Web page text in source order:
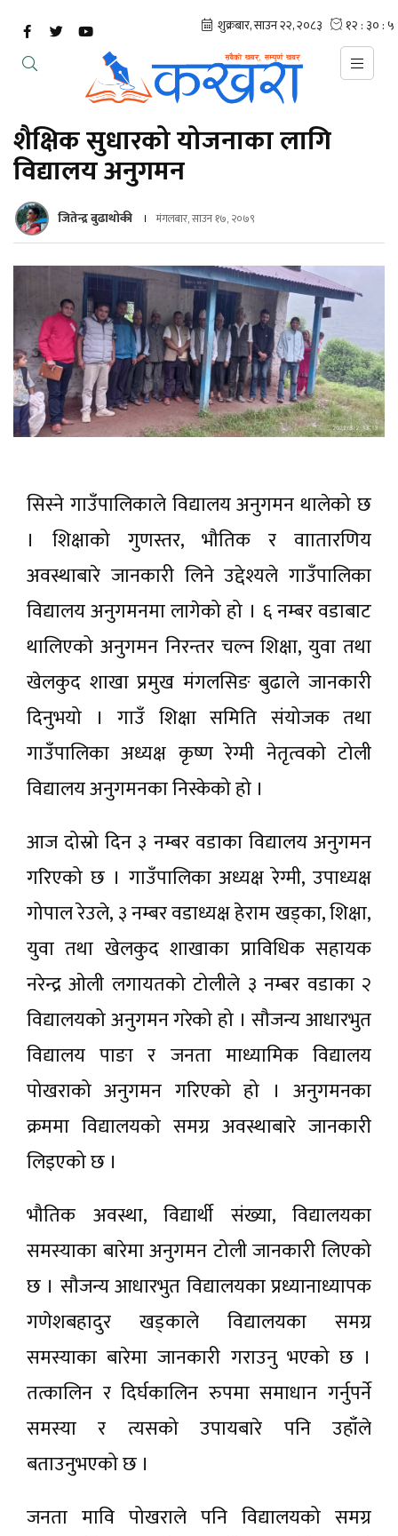
शैक्षिक सुधारको योजनाका लागि
विद्यालय अनुगमन
जितेन्द्र बुढाथोकी मंगलबार, साउन १७, २०७९
सिस्ने गाउँपालिकाले विद्यालय अनुगमन थालेको छ
। शिक्षाको गुणस्तर, भौतिक र वाातारणिय
अवस्थाबारे जानकारी लिने उद्देश्यले गाउँपालिका
विद्यालय अनुगमनमा लागेको हो । ६ नम्बर वडाबाट
थालिएको अनुगमन निरन्तर चल्न शिक्षा, युवा तथा
खेलकुद शाखा प्रमुख मंगलसिङ बुढाले जानकारी
दिनुभयो । गाउँ शिक्षा समिति संयोजक तथा
गाउँपालिका अध्यक्ष कृष्ण रेग्मी नेतृत्वको टोली
विद्यालय अनुगमनका निस्केको हो ।
आज दोस्रो दिन ३ नम्बर वडाका विद्यालय अनुगमन
गरिएको छ । गाउँपालिका अध्यक्ष रेग्मी, उपाध्यक्ष
गोपाल रेउले, ३ नम्बर वडाध्यक्ष हेराम खड्का, शिक्षा,
युवा तथा खेलकुद शाखाका प्राविधिक सहायक
नरेन्द्र ओली लगायतको टोलीले ३ नम्बर वडाका २
विद्यालयको अनुगमन गरेको हो । सौजन्य आधारभुत
विद्यालय पाङा र जनता माध्यामिक विद्यालय
पोखराको अनुगमन गरिएको हो । अनुगमनका
क्रममा विद्यालयको समग्र अवस्थाबारे जानकारी
लिइएको छ ।
भौतिक अवस्था, विद्यार्थी संख्या, विद्यालयका
समस्याका बारेमा अनुगमन टोली जानकारी लिएको
छ । सौजन्य आधारभुत विद्यालयका प्रध्यानाध्यापक
गणेशबहादुर खड्काले विद्यालयका समग्र
समस्याका बारेमा जानकारी गराउनु भएको छ ।
तत्कालिन र दिर्घकालिन रुपमा समाधान गर्नुपर्ने
समस्या र त्यसको उपायबारे पनि उहाँले
बताउनुभएको छ ।
जनता मावि पोखराले पनि विद्यालयको समग्र